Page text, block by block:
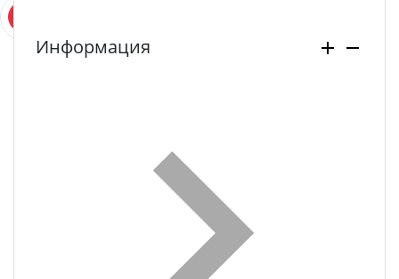
Информация